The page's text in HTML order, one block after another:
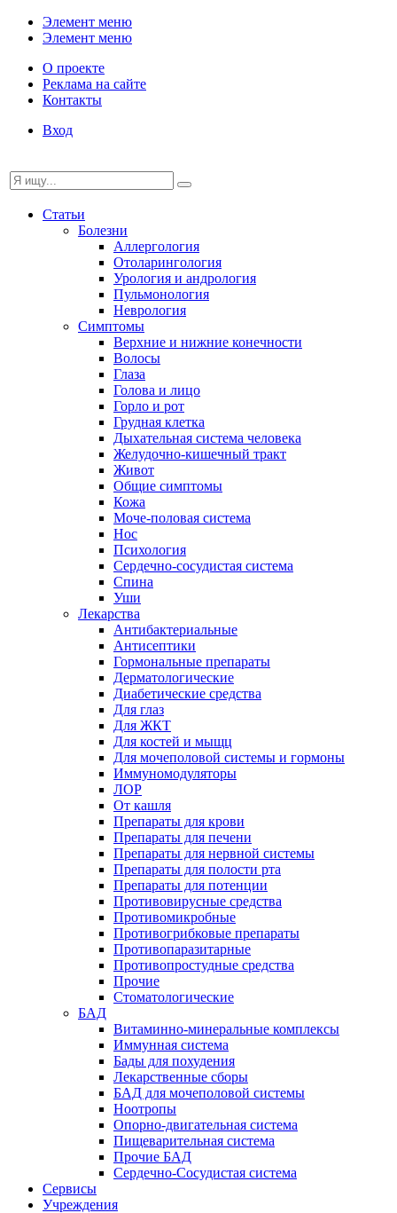
Элемент меню
Элемент меню
О проекте
Реклама на сайте
Контакты
Вход
Статьи
Болезни
Аллергология
Отоларингология
Урология и андрология
Пульмонология
Неврология
Симптомы
Верхние и нижние конечности
Волосы
Глаза
Голова и лицо
Горло и рот
Грудная клетка
Дыхательная система человека
Желудочно-кишечный тракт
Живот
Общие симптомы
Кожа
Моче-половая система
Нос
Психология
Сердечно-сосудистая система
Спина
Уши
Лекарства
Антибактериальные
Антисептики
Гормональные препараты
Дерматологические
Диабетические средства
Для глаз
Для ЖКТ
Для костей и мыщц
Для мочеполовой системы и гормоны
Иммуномодуляторы
ЛОР
От кашля
Препараты для крови
Препараты для печени
Препараты для нервной системы
Препараты для полости рта
Препараты для потенции
Противовирусные средства
Противомикробные
Противогрибковые препараты
Противопаразитарные
Противопростудные средства
Прочие
Стоматологические
БАД
Витаминно-минеральные комплексы
Иммунная система
Бады для похудения
Лекарственные сборы
БАД для мочеполовой системы
Ноотропы
Опорно-двигательная система
Пищеварительная система
Прочие БАД
Сердечно-Сосудистая система
Сервисы
Учреждения